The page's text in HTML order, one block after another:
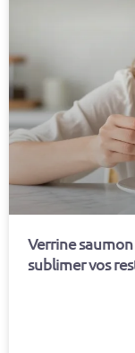
Verrine
sublimer vos